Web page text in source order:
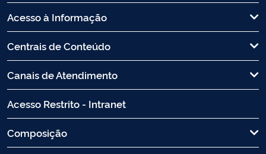
Acesso à Informação
Centrais de Conteúdo
Canais de Atendimento
Acesso Restrito - Intranet
Composição